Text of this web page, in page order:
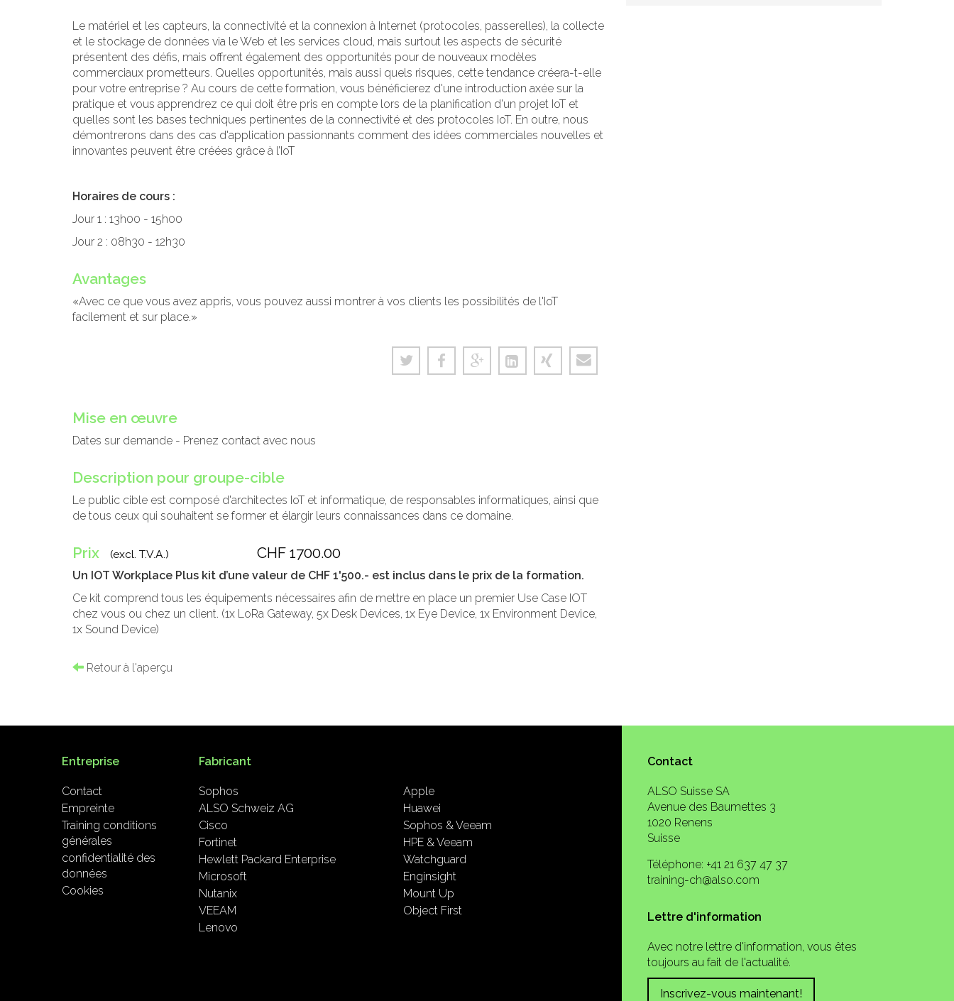
Le matériel et les capteurs, la connectivité et la connexion à Internet (protocoles, passerelles), la collecte
et le stockage de données via le Web et les services cloud, mais surtout les aspects de sécurité
présentent des défis, mais offrent également des opportunités pour de nouveaux modèles
commerciaux prometteurs. Quelles opportunités, mais aussi quels risques, cette tendance créera-t-elle
pour votre entreprise ? Au cours de cette formation, vous bénéficierez d'une introduction axée sur la
pratique et vous apprendrez ce qui doit être pris en compte lors de la planification d'un projet IoT et
quelles sont les bases techniques pertinentes de la connectivité et des protocoles IoT. En outre, nous
démontrerons dans des cas d'application passionnants comment des idées commerciales nouvelles et
innovantes peuvent être créées grâce à l’IoT
Horaires de cours :
Jour 1 : 13h00 - 15h00
Jour 2 : 08h30 - 12h30
Avantages
«Avec ce que vous avez appris, vous pouvez aussi montrer à vos clients les possibilités de l'IoT
facilement et sur place.»
Mise en œuvre
Dates sur demande - Prenez contact avec nous
Description pour groupe-cible
Le public cible est composé d'architectes IoT et informatique, de responsables informatiques, ainsi que
de tous ceux qui souhaitent se former et élargir leurs connaissances dans ce domaine.
Prix (excl. T.V.A.) CHF 1700.00
Un IOT Workplace Plus kit d’une valeur de CHF 1'500.- est inclus dans le prix de la formation.
Ce kit comprend tous les équipements nécessaires afin de mettre en place un premier Use Case IOT
chez vous ou chez un client. (1x LoRa Gateway, 5x Desk Devices, 1x Eye Device, 1x Environment Device,
1x Sound Device)
Retour à l'aperçu
Contact
ALSO Suisse SA
Avenue des Baumettes 3
1020 Renens
Suisse
Téléphone: +41 21 637 47 37
training-ch@also.com
Lettre d'information
Avec notre lettre d'information, vous êtes
toujours au fait de l'actualité.
Inscrivez-vous maintenant!
Entreprise
Contact
Empreinte
Training conditions
générales
confidentialité des
données
Cookies
Fabricant
Sophos
ALSO Schweiz AG
Cisco
Fortinet
Hewlett Packard Enterprise
Microsoft
Nutanix
VEEAM
Lenovo
Apple
Huawei
Sophos & Veeam
HPE & Veeam
Watchguard
Enginsight
Mount Up
Object First